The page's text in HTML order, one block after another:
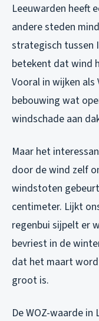
Leeuwarden heeft
andere steden
strategisch tussen
betekent dat wind
Vooral in wijken als
bebouwing wat
windschade aan
Maar het
door de wind zelf
windstoten
centimeter. Lijkt
regenbui sijpelt er
bevriest in de
dat het maart
groot is.
De WOZ-waarde